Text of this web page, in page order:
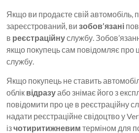
Якщо ви продаєте свій автомобіль,
зареєстрований, визобов’язані
в реєстраційнуслужбу.
якщо покупець сам повідомляє про
службу.
Якщо покупець не ставить
облік відразуабо знімає його з
повідомити про це в реєстраційну
надати реєстраційне свідоцтво у
ізчотиритижневим терміном для